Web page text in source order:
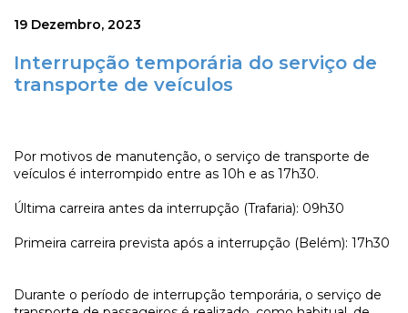
19 Dezembro, 2023
Interrupção temporária do serviço de
transporte de veículos
Por motivos de manutenção, o serviço de transporte de
veículos é interrompido entre as 10h e as 17h30.
Última carreira antes da interrupção (Trafaria): 09h30
Primeira carreira prevista após a interrupção (Belém): 17h30
Durante o período de interrupção temporária, o serviço de